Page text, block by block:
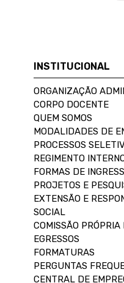
INSTITUCIONAL
ORGANIZAÇÃO
CORPO DOCENTE
QUEM SOMOS
MODALIDADES DE
PROCESSOS
REGIMENTO
FORMAS DE
PROJETOS E
EXTENSÃO E
SOCIAL
COMISSÃO
EGRESSOS
FORMATURAS
PERGUNTAS
CENTRAL DE